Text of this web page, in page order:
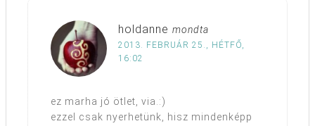
holdanne mondta
2013. FEBRUÁR 25., HÉTFŐ,
16:02
ez marha jó ötlet, via.:)
ezzel csak nyerhetünk, hisz mindenképp